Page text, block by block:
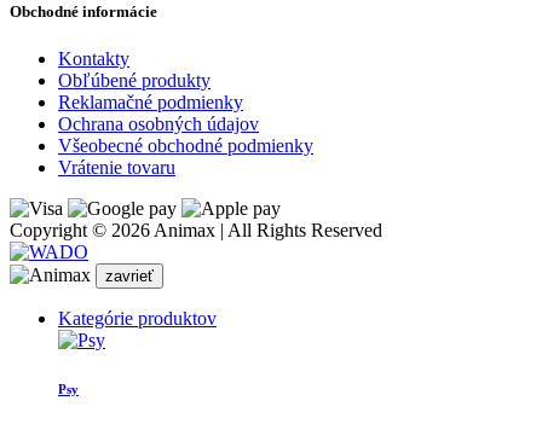
Obchodné informácie
Kontakty
Obľúbené produkty
Reklamačné podmienky
Ochrana osobných údajov
Všeobecné obchodné podmienky
Vrátenie tovaru
Copyright © 2026 Animax | All Rights Reserved
zavrieť
Kategórie produktov
Psy